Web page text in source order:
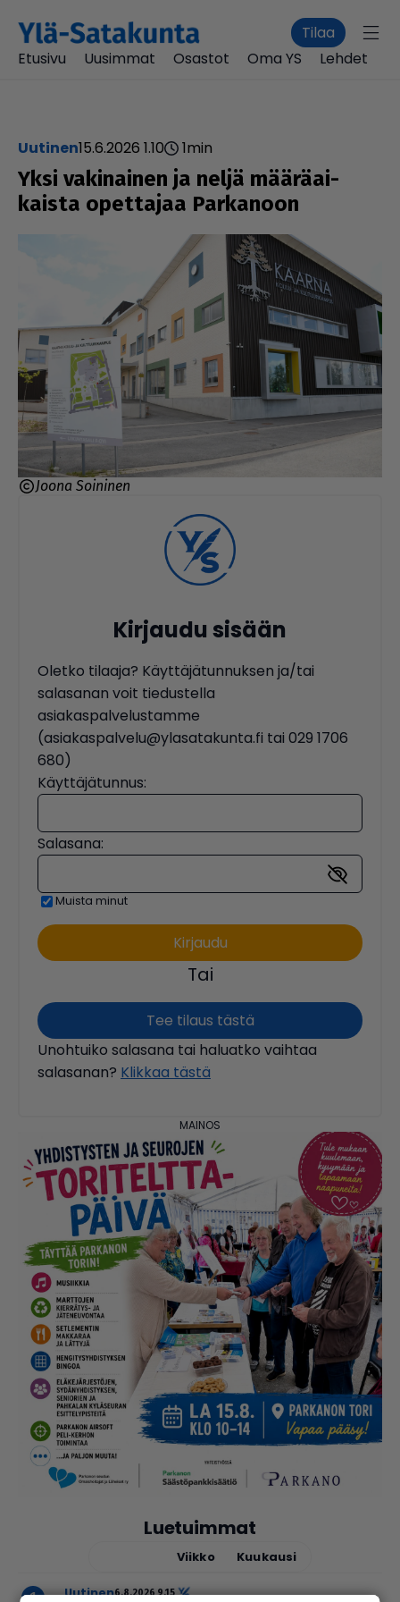
Tilaa
Etusivu
Uusimmat Osastot Oma YS Lehdet
uutinen15.6.2026 1.10 1min
Yksi vaki­nai­nen ja neljä mää­rä­ai­
kaista opettajaa Parkanoon
Joona Soininen
Kirjaudu sisään
Oletko tilaaja? Käyttäjätunnuksen ja/tai
salasanan voit tiedustella
asiakaspalvelustamme
(asiakaspalvelu@ylasatakunta.fi tai 029 1706
680)
Käyttäjätunnus:
Salasana:
Muista minut
Tai
Tee tilaus tästä
Unohtuiko salasana tai haluatko vaihtaa
salasanan? Klikkaa tästä
Luetuimmat
Viikko Kuukausi
uutinen6.8.2026 9.15